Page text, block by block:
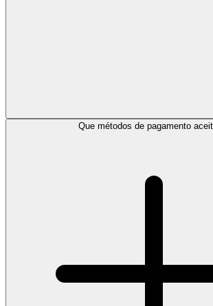
Que métodos de pagamento